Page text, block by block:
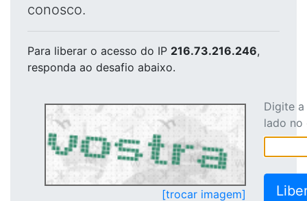
conosco.
Para liberar o acesso do IP 216.73.216.246,
responda ao desafio abaixo.
[trocar imagem]
Digite
lado no